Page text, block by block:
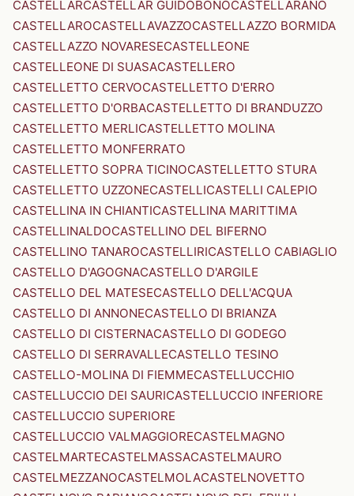
CASTELLARCASTELLAR GUIDOBONOCASTELLARANO
CASTELLAROCASTELLAVAZZOCASTELLAZZO BORMIDA
CASTELLAZZO NOVARESECASTELLEONE
CASTELLEONE DI SUASACASTELLERO
CASTELLETTO CERVOCASTELLETTO D'ERRO
CASTELLETTO D'ORBACASTELLETTO DI BRANDUZZO
CASTELLETTO MERLICASTELLETTO MOLINA
CASTELLETTO MONFERRATO
CASTELLETTO SOPRA TICINOCASTELLETTO STURA
CASTELLETTO UZZONECASTELLICASTELLI CALEPIO
CASTELLINA IN CHIANTICASTELLINA MARITTIMA
CASTELLINALDOCASTELLINO DEL BIFERNO
CASTELLINO TANAROCASTELLIRICASTELLO CABIAGLIO
CASTELLO D'AGOGNACASTELLO D'ARGILE
CASTELLO DEL MATESECASTELLO DELL'ACQUA
CASTELLO DI ANNONECASTELLO DI BRIANZA
CASTELLO DI CISTERNACASTELLO DI GODEGO
CASTELLO DI SERRAVALLECASTELLO TESINO
CASTELLO-MOLINA DI FIEMMECASTELLUCCHIO
CASTELLUCCIO DEI SAURICASTELLUCCIO INFERIORE
CASTELLUCCIO SUPERIORE
CASTELLUCCIO VALMAGGIORECASTELMAGNO
CASTELMARTECASTELMASSACASTELMAURO
CASTELMEZZANOCASTELMOLACASTELNOVETTO